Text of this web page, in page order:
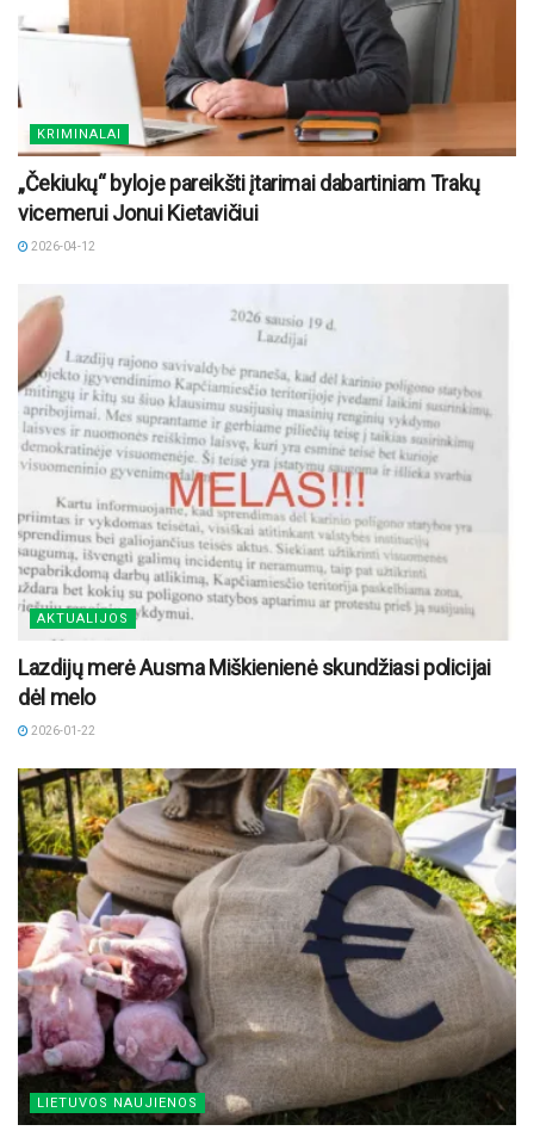
KRIMINALAI
„Čekiukų“ byloje pareikšti įtarimai dabartiniam Trakų
vicemerui Jonui Kietavičiui
2026-04-12
AKTUALIJOS
Lazdijų merė Ausma Miškienienė skundžiasi policijai
dėl melo
2026-01-22
LIETUVOS NAUJIENOS